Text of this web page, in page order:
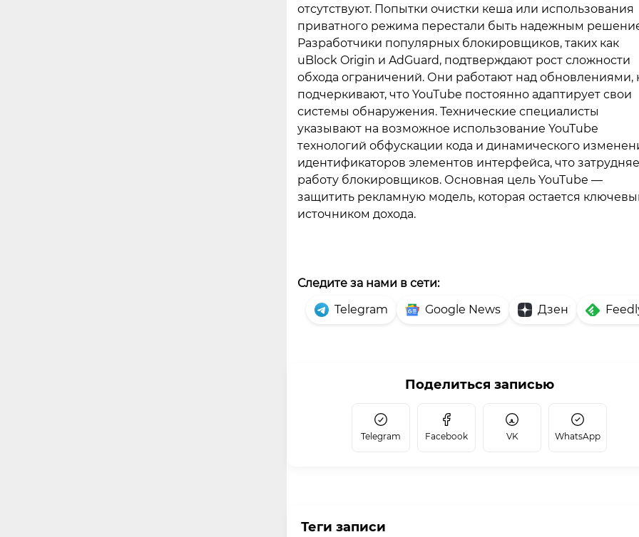
отсутствуют. Попытки очистки кеша или использования
приватного режима перестали быть надежным
Разработчики популярных блокировщиков, таких как
uBlock Origin и AdGuard, подтверждают рост сложности
обхода ограничений. Они работают над обновлениями,
подчеркивают, что YouTube постоянно адаптирует свои
системы обнаружения. Технические специалисты
указывают на возможное использование YouTube
технологий обфускации кода и динамического
идентификаторов элементов интерфейса, что
работу блокировщиков. Основная цель YouTube —
защитить рекламную модель, которая остается
источником дохода.
Следите за нами в сети:
Telegram
Google News Дзен
Поделиться записью
Telegram Facebook VK WhatsApp
Теги записи